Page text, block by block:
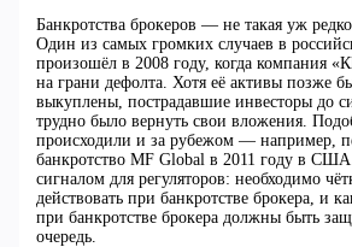
Банкротства брокеров — не такая уж
Один из самых громких случаев в
произошёл в 2008 году, когда компания
на грани дефолта. Хотя её активы позже
выкуплены, пострадавшие инвесторы до
трудно было вернуть свои вложения.
происходили и за рубежом — например,
банкротство MF Global в 2011 году в
сигналом для регуляторов: необходимо
действовать при банкротстве брокера, и
при банкротстве брокера должны быть
очередь.